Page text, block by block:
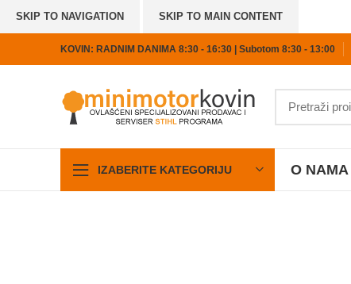
SKIP TO NAVIGATION SKIP TO MAIN CONTENT
KOVIN: RADNIM DANIMA 8:30 - 16:30 | Subotom 8:30 - 13:00
IZABERITE KATEGORIJU O NAMA